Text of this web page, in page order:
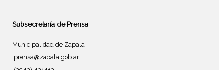
Subsecretaría de Prensa
Municipalidad de Zapala
prensa@zapala.gob.ar